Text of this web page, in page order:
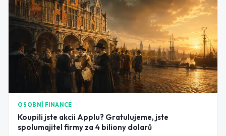
OSOBNÍ FINANCE
Koupili jste akcii Applu? Gratulujeme, jste
spolumajitel firmy za 4 biliony dolarů